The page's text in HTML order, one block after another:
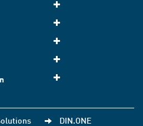
DIN.ONE